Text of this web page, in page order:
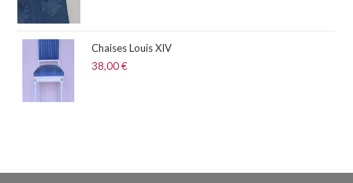
Chaises Louis XIV
38,00€